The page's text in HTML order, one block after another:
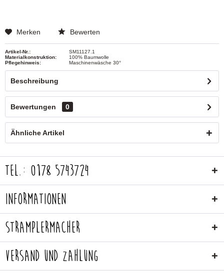
Merken Bewerten
Artikel-Nr.:
SM11127.1
Materialkonstruktion:
100% Baumwolle
Pflegehinweis:
Maschinenwäsche 30°
Beschreibung
Bewertungen 0
Ähnliche Artikel
Tel.: 0178 5743724
Informationen
Stramplermacher
Versand und Zahlung